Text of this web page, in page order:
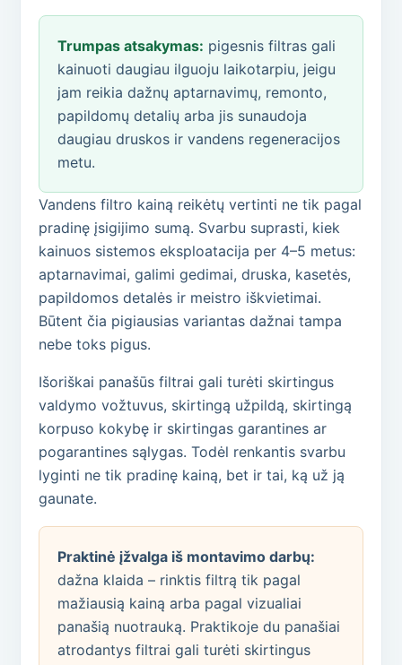
Trumpas atsakymas: pigesnis filtras gali
kainuoti daugiau ilguoju laikotarpiu, jeigu
jam reikia dažnų aptarnavimų, remonto,
papildomų detalių arba jis sunaudoja
daugiau druskos ir vandens regeneracijos
metu.
Vandens filtro kainą reikėtų vertinti ne tik pagal
pradinę įsigijimo sumą. Svarbu suprasti, kiek
kainuos sistemos eksploatacija per 4–5 metus:
aptarnavimai, galimi gedimai, druska, kasetės,
papildomos detalės ir meistro iškvietimai.
Būtent čia pigiausias variantas dažnai tampa
nebe toks pigus.
Išoriškai panašūs filtrai gali turėti skirtingus
valdymo vožtuvus, skirtingą užpildą, skirtingą
korpuso kokybę ir skirtingas garantines ar
pogarantines sąlygas. Todėl renkantis svarbu
lyginti ne tik pradinę kainą, bet ir tai, ką už ją
gaunate.
Praktinė įžvalga iš montavimo darbų:
dažna klaida – rinktis filtrą tik pagal
mažiausią kainą arba pagal vizualiai
panašią nuotrauką. Praktikoje du panašiai
atrodantys filtrai gali turėti skirtingus